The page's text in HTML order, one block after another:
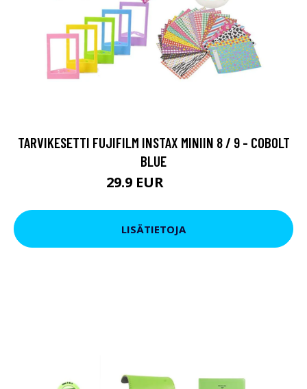
TARVIKESETTI FUJIFILM INSTAX MINIIN 8 / 9 - COBOLT
BLUE
29.9 EUR
LISÄTIETOJA